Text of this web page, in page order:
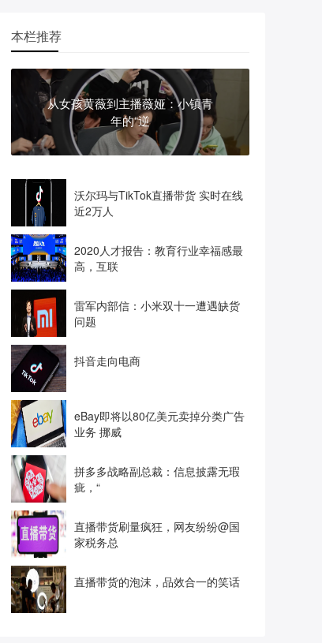
本栏推荐
从女孩黄薇到主播薇娅：小镇青
年的“逆
沃尔玛与TikTok直播带货 实时在线
近2万人
2020人才报告：教育行业幸福感最
高，互联
雷军内部信：小米双十一遭遇缺货
问题
抖音走向电商
eBay即将以80亿美元卖掉分类广告
业务 挪威
拼多多战略副总裁：信息披露无瑕
疵，“
直播带货刷量疯狂，网友纷纷@国
家税务总
直播带货的泡沫，品效合一的笑话